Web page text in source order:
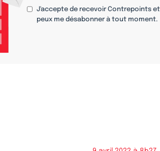
J'accepte de recevoir Contrepoints
peux me désabonner à tout moment.